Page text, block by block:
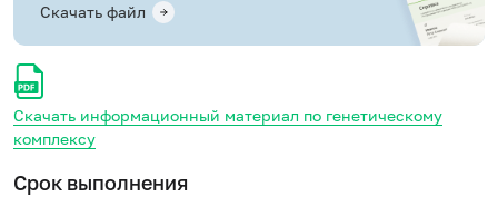
Скачать файл
Скачать информационный материал по генетическому
комплексу
Срок выполнения